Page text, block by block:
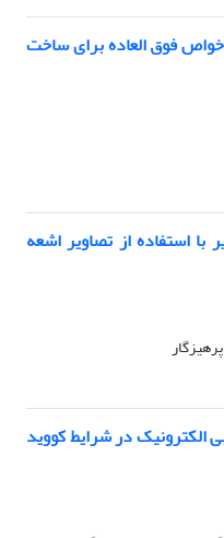
فوق العاده برای ساخت
استفاده از تصاویر اشعه
الکترونیک در شرایط کووید